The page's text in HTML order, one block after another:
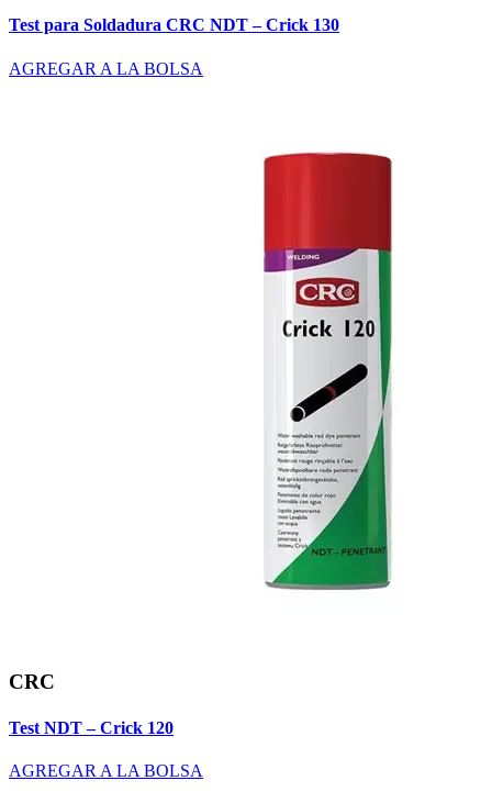
Test para Soldadura CRC NDT – Crick 130
AGREGAR A LA BOLSA
CRC
Test NDT – Crick 120
AGREGAR A LA BOLSA